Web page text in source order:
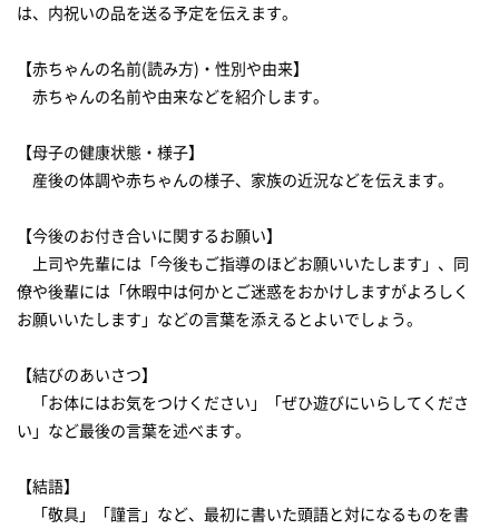
は、内祝いの品を送る予定を伝えます。
【赤ちゃんの名前(読み方)・性別や由来】
赤ちゃんの名前や由来などを紹介します。
【母子の健康状態・様子】
産後の体調や赤ちゃんの様子、家族の近況などを伝えます。
【今後のお付き合いに関するお願い】
上司や先輩には「今後もご指導のほどお願いいたします」、同
僚や後輩には「休暇中は何かとご迷惑をおかけしますがよろしく
お願いいたします」などの言葉を添えるとよいでしょう。
【結びのあいさつ】
「お体にはお気をつけください」「ぜひ遊びにいらしてくださ
い」など最後の言葉を述べます。
【結語】
「敬具」「謹言」など、最初に書いた頭語と対になるものを書